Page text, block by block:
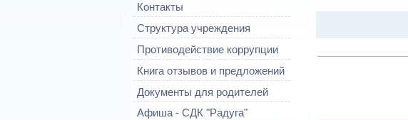
Контакты
Структура учреждения
Противодействие коррупции
Книга отзывов и предложений
Документы для родителей
Афиша - СДК "Радуга"